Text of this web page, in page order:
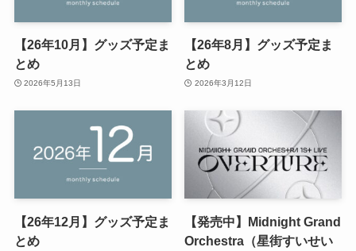
【26年10月】グッズ予定ま
とめ
2026年5月13日
【26年8月】グッズ予定ま
とめ
2026年3月12日
【26年12月】グッズ予定ま
とめ
【発売中】Midnight Grand
Orchestra（星街すいせい